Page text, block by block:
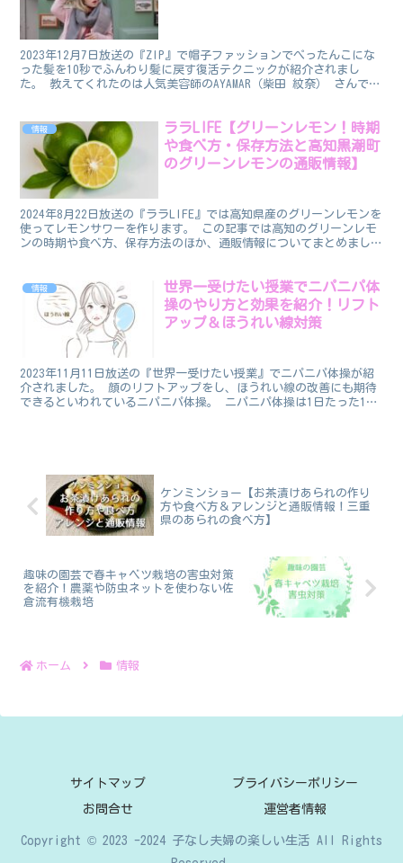
2023年12月7日放送の『ZIP』で帽子ファッションでぺったんこにな
った髪を10秒でふんわり髪に戻す復活テクニックが紹介されまし
た。 教えてくれたのは人気美容師のAYAMAR（柴田 紋奈） さんで
情報
ララLIFE【グリーンレモン！時期
や食べ方・保存方法と高知黒潮町
のグリーンレモンの通販情報】
2024年8月22日放送の『ララLIFE』では高知県産のグリーンレモンを
使ってレモンサワーを作ります。 この記事では高知のグリーンレモ
ンの時期や食べ方、保存方法のほか、通販情報についてまとめまし
情報
世界一受けたい授業でニパニパ体
操のやり方と効果を紹介！リフト
アップ＆ほうれい線対策
2023年11月11日放送の『世界一受けたい授業』でニパニパ体操が紹
介されました。 顔のリフトアップをし、ほうれい線の改善にも期待
できるといわれているニパニパ体操。 ニパニパ体操は1日たった1分
ケンミンショー【お茶漬けあられの作り
方や食べ方＆アレンジと通販情報！三重
県のあられの食べ方】
趣味の園芸で春キャベツ栽培の害虫対策
を紹介！農薬や防虫ネットを使わない佐
倉流有機栽培
ホーム 情報
サイトマップ プライバシーポリシー
お問合せ 運営者情報
Copyright © 2023 -2024 子なし夫婦の楽しい生活 All Rights